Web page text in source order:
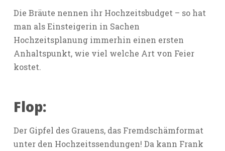
Die Bräute nennen ihr Hochzeitsbudget – so hat
man als Einsteigerin in Sachen
Hochzeitsplanung immerhin einen ersten
Anhaltspunkt, wie viel welche Art von Feier
kostet.
Flop:
Der Gipfel des Grauens, das Fremdschämformat
unter den Hochzeitssendungen! Da kann Frank